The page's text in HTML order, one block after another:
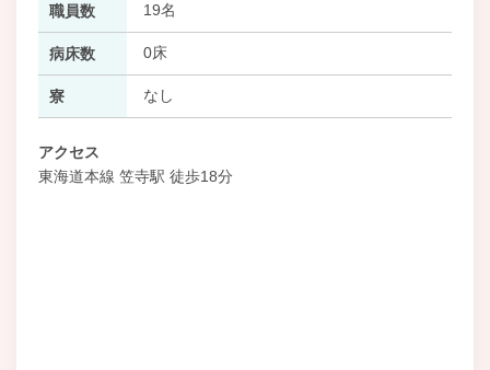
職員数 19名
病床数 0床
寮 なし
アクセス
東海道本線 笠寺駅 徒歩18分